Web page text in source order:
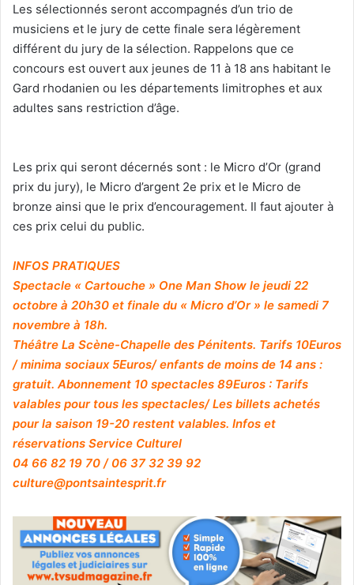
Les sélectionnés seront accompagnés d’un trio de
musiciens et le jury de cette finale sera légèrement
différent du jury de la sélection. Rappelons que ce
concours est ouvert aux jeunes de 11 à 18 ans habitant le
Gard rhodanien ou les départements limitrophes et aux
adultes sans restriction d’âge.
Les prix qui seront décernés sont : le Micro d’Or (grand
prix du jury), le Micro d’argent 2e prix et le Micro de
bronze ainsi que le prix d’encouragement. Il faut ajouter à
ces prix celui du public.
INFOS PRATIQUES
Spectacle « Cartouche » One Man Show le jeudi 22
octobre à 20h30 et finale du « Micro d’Or » le samedi 7
novembre à 18h.
Théâtre La Scène-Chapelle des Pénitents. Tarifs 10Euros
/ minima sociaux 5Euros/ enfants de moins de 14 ans :
gratuit. Abonnement 10 spectacles 89Euros : Tarifs
valables pour tous les spectacles/ Les billets achetés
pour la saison 19-20 restent valables. Infos et
réservations Service Culturel
04 66 82 19 70 / 06 37 32 39 92
culture@pontsaintesprit.fr